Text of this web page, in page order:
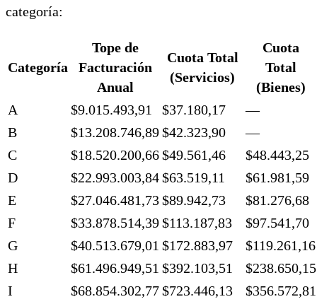
categoría:
Categoría
Tope de
Facturación
Anual
Cuota Total
(Servicios)
Cuota
Total
(Bienes)
A
$9.015.493,91 $37.180,17
—
B
$13.208.746,89$42.323,90
—
C
$18.520.200,66$49.561,46
$48.443,25
D
$22.993.003,84$63.519,11
$61.981,59
E
$27.046.481,73$89.942,73
$81.276,68
F
$33.878.514,39$113.187,83
$97.541,70
G
$40.513.679,01 $172.883,97
$119.261,16
H
$61.496.949,51 $392.103,51
$238.650,15
I
$68.854.302,77$723.446,13
$356.572,81